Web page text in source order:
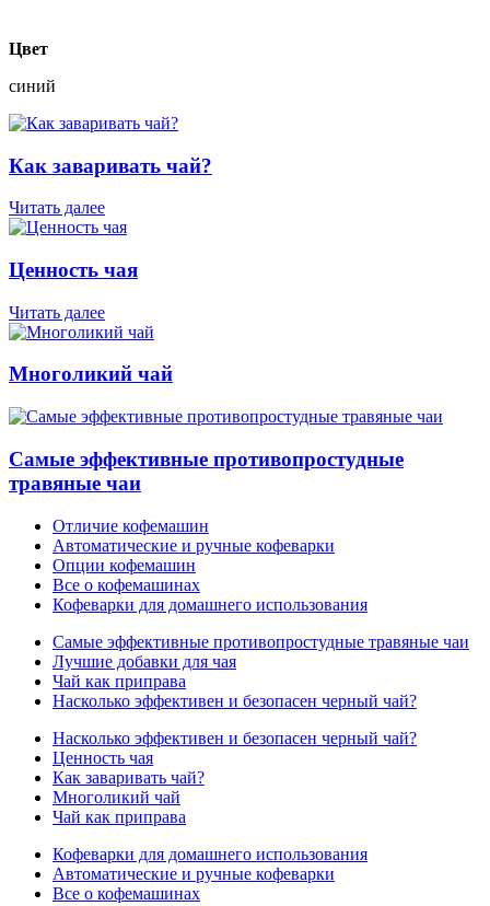
Цвет
синий
Как заваривать чай?
Читать далее
Ценность чая
Читать далее
Многоликий чай
Самые эффективные противопростудные
травяные чаи
Отличие кофемашин
Автоматические и ручные кофеварки
Опции кофемашин
Все о кофемашинах
Кофеварки для домашнего использования
Самые эффективные противопростудные травяные чаи
Лучшие добавки для чая
Чай как приправа
Насколько эффективен и безопасен черный чай?
Насколько эффективен и безопасен черный чай?
Ценность чая
Как заваривать чай?
Многоликий чай
Чай как приправа
Кофеварки для домашнего использования
Автоматические и ручные кофеварки
Все о кофемашинах